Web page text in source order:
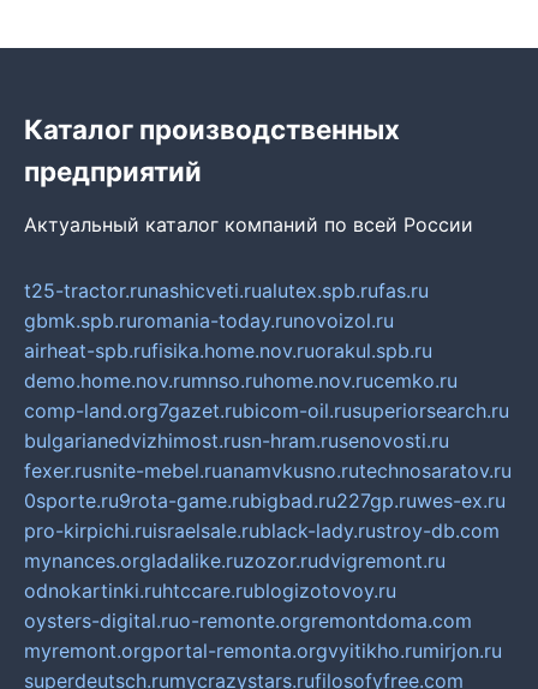
Каталог производственных
предприятий
Актуальный каталог компаний по всей России
t25-tractor.runashicveti.rualutex.spb.rufas.ru
gbmk.spb.ruromania-today.runovoizol.ru
airheat-spb.rufisika.home.nov.ruorakul.spb.ru
demo.home.nov.rumnso.ruhome.nov.rucemko.ru
comp-land.org7gazet.rubicom-oil.rusuperiorsearch.ru
bulgarianedvizhimost.rusn-hram.rusenovosti.ru
fexer.rusnite-mebel.ruanamvkusno.rutechnosaratov.ru
0sporte.ru9rota-game.rubigbad.ru227gp.ruwes-ex.ru
pro-kirpichi.ruisraelsale.rublack-lady.rustroy-db.com
mynances.orgladalike.ruzozor.rudvigremont.ru
odnokartinki.ruhtccare.rublogizotovoy.ru
oysters-digital.ruo-remonte.orgremontdoma.com
myremont.orgportal-remonta.orgvyitikho.rumirjon.ru
superdeutsch.rumycrazystars.rufilosofyfree.com